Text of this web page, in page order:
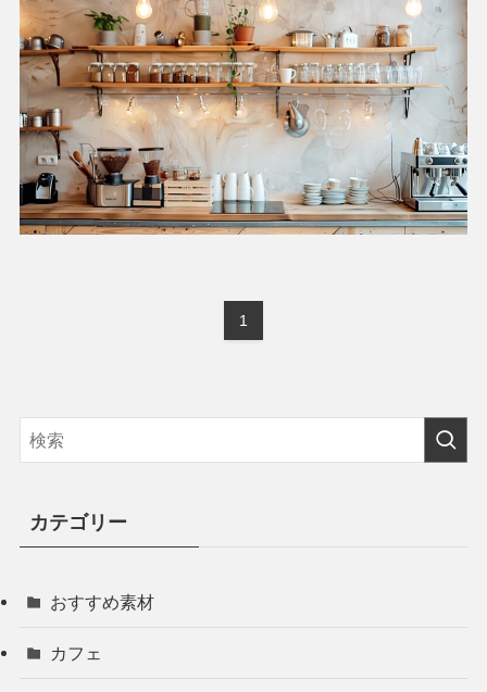
1
カテゴリー
おすすめ素材
カフェ